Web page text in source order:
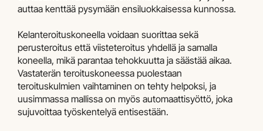
auttaa kenttää pysymään ensiluokkaisessa kunnossa.
Kelanteroituskoneella voidaan suorittaa sekä
perusteroitus että viisteteroitus yhdellä ja samalla
koneella, mikä parantaa tehokkuutta ja säästää aikaa.
Vastaterän teroituskoneessa puolestaan
teroituskulmien vaihtaminen on tehty helpoksi, ja
uusimmassa mallissa on myös automaattisyöttö, joka
sujuvoittaa työskentelyä entisestään.